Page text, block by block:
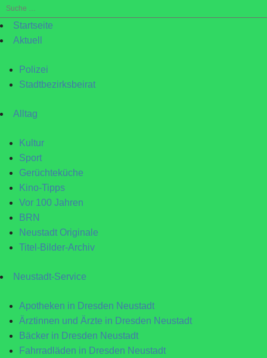
Suche
nach:Startseite
Aktuell
Polizei
Stadtbezirksbeirat
Alltag
Kultur
Sport
Gerüchteküche
Kino-Tipps
Vor 100 Jahren
BRN
Neustadt Originale
Titel-Bilder-Archiv
Neustadt-Service
Apotheken in Dresden Neustadt
Ärztinnen und Ärzte in Dresden Neustadt
Bäcker in Dresden Neustadt
Fahrradläden in Dresden Neustadt